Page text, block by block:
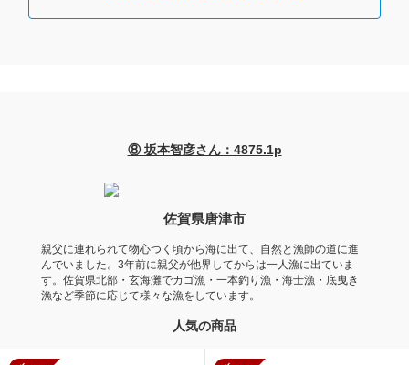
⑧ 坂本智彦さん：4875.1p
佐賀県唐津市
親父に連れられて物心つく頃から海に出て、自然と漁師の道に進
んでいました。3年前に親父が他界してからは一人漁に出ていま
す。佐賀県北部・玄海灘でカゴ漁・一本釣り漁・海士漁・底曳き
漁など季節に応じて様々な漁をしています。
人気の商品